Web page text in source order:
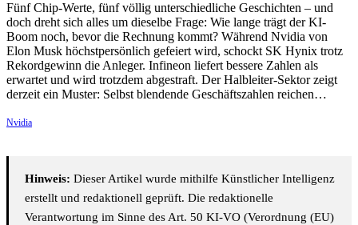
Fünf Chip-Werte, fünf völlig unterschiedliche Geschichten – und
doch dreht sich alles um dieselbe Frage: Wie lange trägt der KI-
Boom noch, bevor die Rechnung kommt? Während Nvidia von
Elon Musk höchstpersönlich gefeiert wird, schockt SK Hynix trotz
Rekordgewinn die Anleger. Infineon liefert bessere Zahlen als
erwartet und wird trotzdem abgestraft. Der Halbleiter-Sektor zeigt
derzeit ein Muster: Selbst blendende Geschäftszahlen reichen…
Nvidia
Hinweis: Dieser Artikel wurde mithilfe Künstlicher Intelligenz
erstellt und redaktionell geprüft. Die redaktionelle
Verantwortung im Sinne des Art. 50 KI-VO (Verordnung (EU)